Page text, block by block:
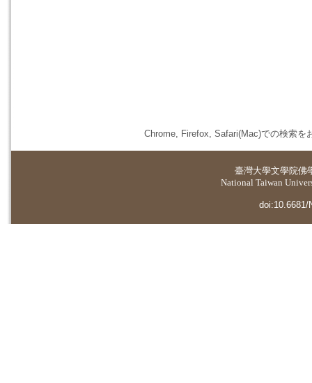
Chrome, Firefox, Safari(Mac)での検索を
臺灣大學文學院佛
National Taiwan
doi:10.6681/